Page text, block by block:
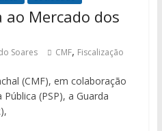
ao Mercado dos
Soares CMF, Fiscalização
(CMF), em colaboração
(PSP), a Guarda